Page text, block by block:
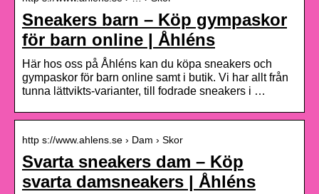
Sneakers barn – Köp gympaskor
för barn online | Åhléns
Här hos oss på Åhléns kan du köpa sneakers och
gympaskor för barn online samt i butik. Vi har allt från
tunna lättvikts-varianter, till fodrade sneakers i …
http s://www.ahlens.se › Dam › Skor
Svarta sneakers dam – Köp
svarta damsneakers | Åhléns